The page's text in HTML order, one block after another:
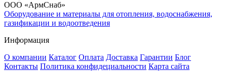
ООО «АрмСнаб»
Оборудование и материалы для отопления, водоснабжения,
газификации и водоотведения
Информация
О компании Каталог Оплата Доставка Гарантии Блог
Контакты Политика конфидециальности Карта сайта